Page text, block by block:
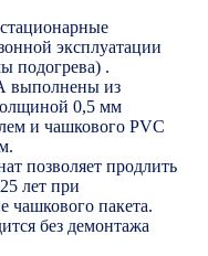
эксплуатации
подогрева) .
выполнены из
0,5 мм
и чашкового PVC
позволяет продлить
лет при
чашкового пакета.
без демонтажа